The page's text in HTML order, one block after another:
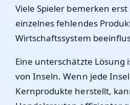
Viele Spieler bemerken
einzelnes fehlendes
Wirtschaftssystem
Eine unterschätzte Lösung
von Inseln. Wenn jede
Kernprodukte herstellt,